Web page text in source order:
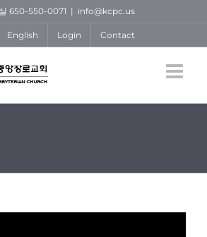
650-550-0071 | info@kcpc.us
English Login Contact